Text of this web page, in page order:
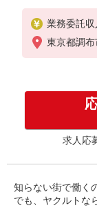
業務委託収
◎週3日〜
◎扶養の範
週5日9時-
◆ノルマ
※研修制
収入保障
東京都調布
求人応
知らない街で働く
でも、ヤクルトな